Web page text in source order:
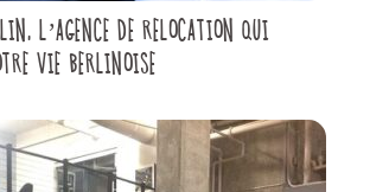
L’AGENCE DE RELOCATION QUI
VIE BERLINOISE